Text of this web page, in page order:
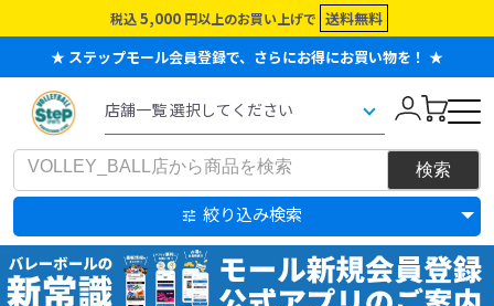
税込 5,000 円以上のお買い上げで 送料無料
★ ステップモール会員登録で、さらにお得にお買い物を！ ★
絞り込み検索